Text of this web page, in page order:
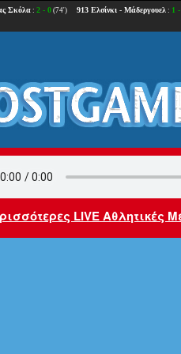
LIVE Αθλητικές